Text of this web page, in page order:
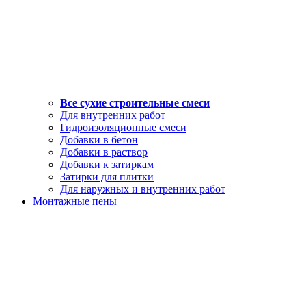
Все сухие строительные смеси
Для внутренних работ
Гидроизоляционные смеси
Добавки в бетон
Добавки в раствор
Добавки к затиркам
Затирки для плитки
Для наружных и внутренних работ
Монтажные пены